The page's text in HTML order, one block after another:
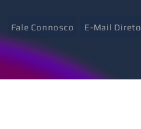
Fale Connosco E-Mail Direto